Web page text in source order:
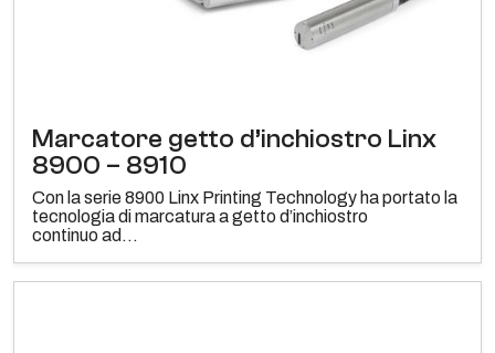
Marcatore getto d’inchiostro Linx
8900 – 8910
Con la serie 8900 Linx Printing Technology ha portato la
tecnologia di marcatura a getto d’inchiostro
continuo ad...